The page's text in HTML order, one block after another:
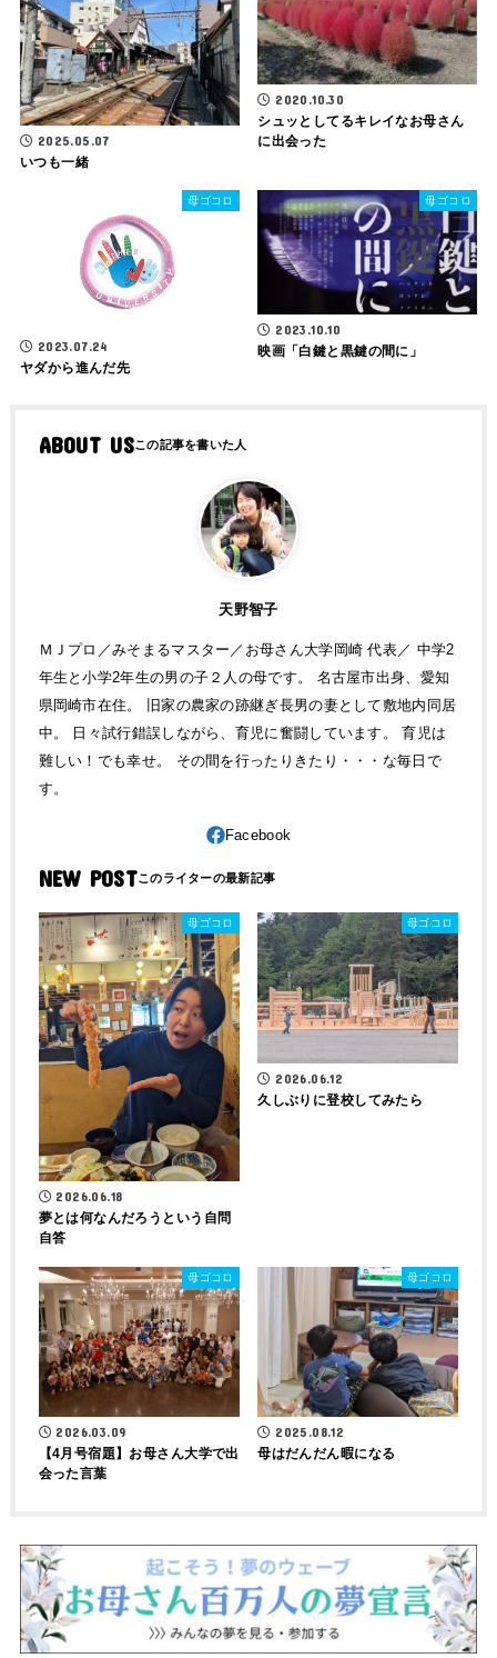
2025.05.07
いつも一緒
2020.10.30
シュッとしてるキレイなお母さん
に出会った
母ゴコロ
2023.07.24
ヤダから進んだ先
母ゴコロ
2023.10.10
映画「白鍵と黒鍵の間に」
ABOUT US
天野智子
ＭＪプロ／みそまるマスター／お母さん大学岡崎 代表／ 中学2
年生と小学2年生の男の子２人の母です。 名古屋市出身、愛知
県岡崎市在住。 旧家の農家の跡継ぎ長男の妻として敷地内同居
中。 日々試行錯誤しながら、育児に奮闘しています。 育児は
難しい！でも幸せ。 その間を行ったりきたり・・・な毎日で
す。
NEW POST
母ゴコロ
2026.06.18
夢とは何なんだろうという自問
自答
母ゴコロ
2026.06.12
久しぶりに登校してみたら
母ゴコロ
2026.03.09
【4月号宿題】お母さん大学で出
会った言葉
母ゴコロ
2025.08.12
母はだんだん暇になる